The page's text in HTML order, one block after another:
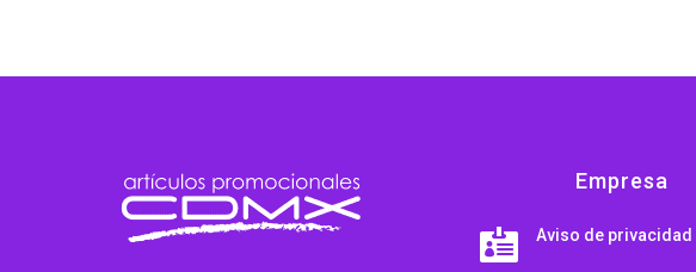
Empresa
 Aviso de privacidad